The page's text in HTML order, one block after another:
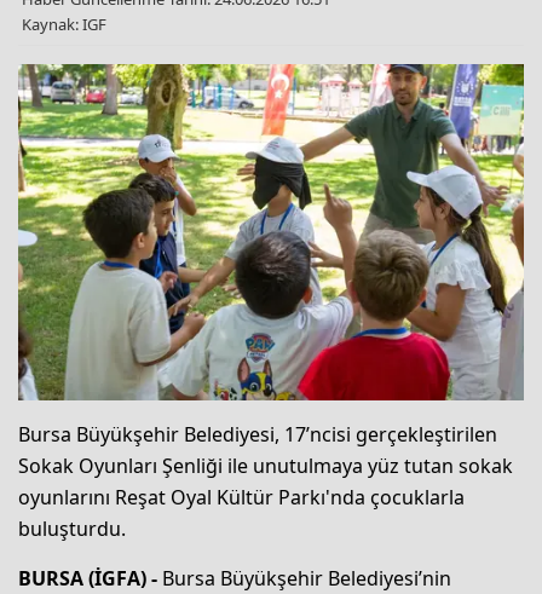
Kaynak: IGF
Bursa Büyükşehir Belediyesi, 17’ncisi gerçekleştirilen
Sokak Oyunları Şenliği ile unutulmaya yüz tutan sokak
oyunlarını Reşat Oyal Kültür Parkı'nda çocuklarla
buluşturdu.
BURSA (İGFA) - Bursa Büyükşehir Belediyesi’nin